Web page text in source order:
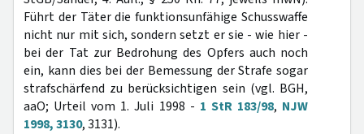
Führt der Täter die funktionsunfähige Schusswaffe
nicht nur mit sich, sondern setzt er sie - wie hier -
bei der Tat zur Bedrohung des Opfers auch noch
ein, kann dies bei der Bemessung der Strafe sogar
strafschärfend zu berücksichtigen sein (vgl. BGH,
aaO; Urteil vom 1. Juli 1998 - 1 StR 183/98, NJW
1998, 3130, 3131).